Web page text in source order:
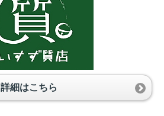
詳細はこちら